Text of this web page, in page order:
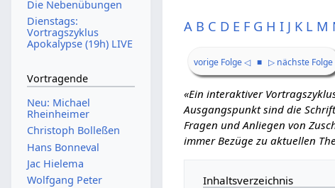
A B C D E F G H I J K L M
vorige Folge ◁ ■ ▷ nächste Folge
«Ein interaktiver
Ausgangspunkt sind die
Fragen und Anliegen von
immer Bezüge zu aktuellen
Inhaltsverzeichnis
Die Nebenübungen
Dienstags:
Vortragszyklus
Apokalypse (19h) LIVE
Vortragende
Neu: Michael
Rheinheimer
Christoph Bolleßen
Hans Bonneval
Jac Hielema
Wolfgang Peter